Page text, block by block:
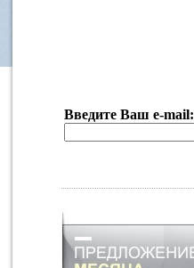
Введите Ваш e-mail: